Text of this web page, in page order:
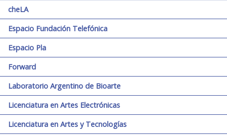
cheLA
Espacio Fundación Telefónica
Espacio Pla
Forward
Laboratorio Argentino de Bioarte
Licenciatura en Artes Electrónicas
Licenciatura en Artes y Tecnologías